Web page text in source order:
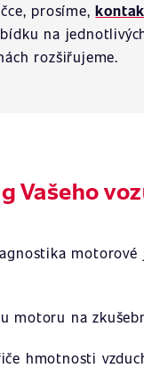
prosíme,
na
rozšiřujeme.
Vašeho
motoru na
hmotnosti